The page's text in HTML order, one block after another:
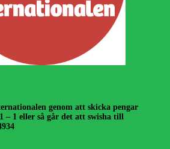
genom att skicka pengar
– 1 eller så går det att swisha till